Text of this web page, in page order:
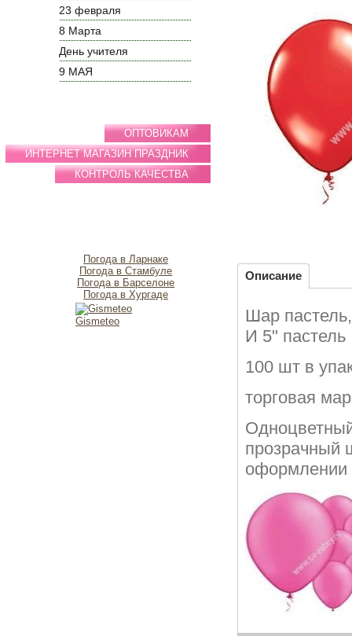
Описание
Шар
И 5" пастель
100 шт в
торговая
прозрачный
оформлении
23 февраля
8 Марта
День учителя
9 МАЯ
ОПТОВИКАМ
ИНТЕРНЕТ МАГАЗИН ПРАЗДНИК
КОНТРОЛЬ КАЧЕСТВА
Погода в Ларнаке
Погода в Стамбуле
Погода в Барселоне
Погода в Хургаде
Gismeteo